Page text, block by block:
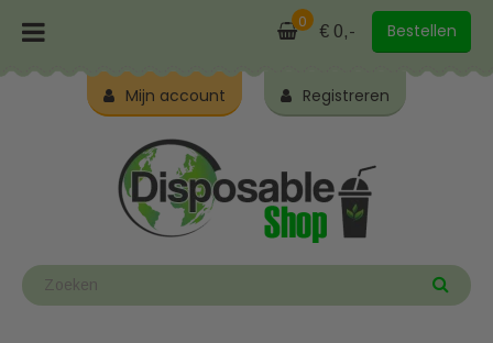
0 € 0,- Bestellen
Mijn account Registreren